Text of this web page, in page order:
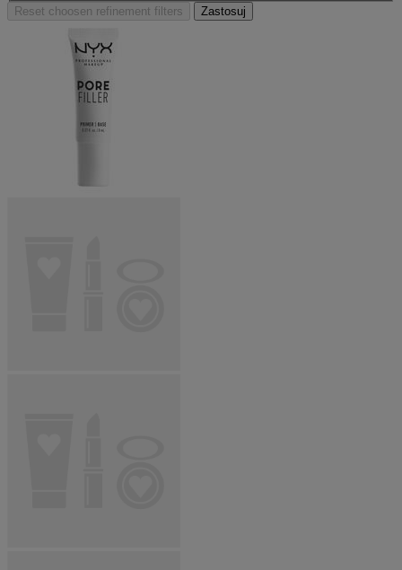
Reset choosen refinement filters Zastosuj